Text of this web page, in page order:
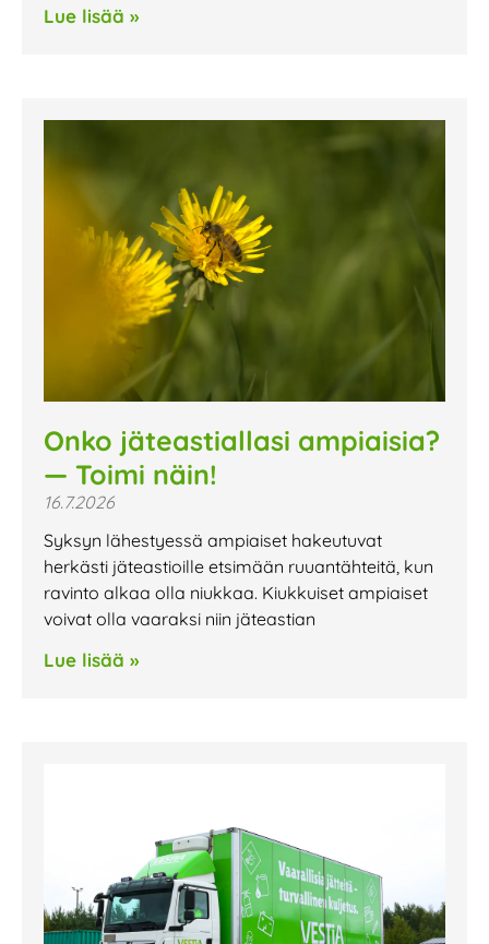
Lue lisää »
Onko jäteastiallasi ampiaisia?
— Toimi näin!
16.7.2026
Syksyn lähestyessä ampiaiset hakeutuvat
herkästi jäteastioille etsimään ruuantähteitä, kun
ravinto alkaa olla niukkaa. Kiukkuiset ampiaiset
voivat olla vaaraksi niin jäteastian
Lue lisää »